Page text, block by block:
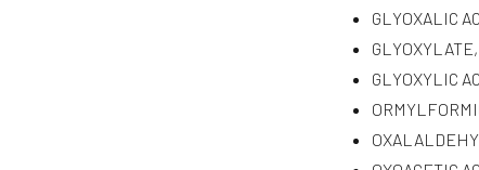
GLYOXALIC
GLYOXYLATE,
GLYOXYLIC